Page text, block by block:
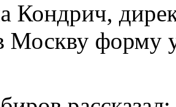
Кондрич,
Москву форму